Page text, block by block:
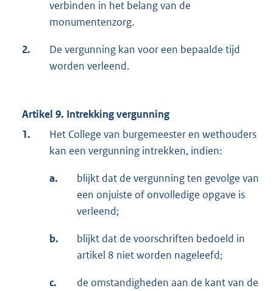
verbinden in het belang van de
monumentenzorg.
2.
De vergunning kan voor een bepaalde tijd
worden verleend.
Artikel 9. Intrekking vergunning
1.
Het College van burgemeester en wethouders
kan een vergunning intrekken, indien:
a.
blijkt dat de vergunning ten gevolge van
een onjuiste of onvolledige opgave is
verleend;
b.
blijkt dat de voorschriften bedoeld in
artikel 8 niet worden nageleefd;
c.
de omstandigheden aan de kant van de